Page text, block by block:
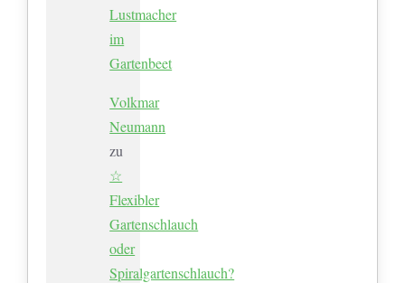
Lustmacher
im
Gartenbeet
Volkmar
Neumann
zu
☆
Flexibler
Gartenschlauch
oder
Spiralgartenschlauch?